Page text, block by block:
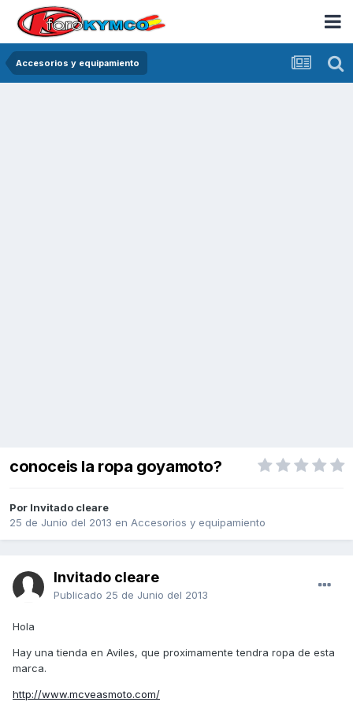
Accesorios y equipamiento
conoceis la ropa goyamoto?
Por Invitado cleare
25 de Junio del 2013 en Accesorios y equipamiento
Invitado cleare
Publicado 25 de Junio del 2013
Hola
Hay una tienda en Aviles, que proximamente tendra ropa de esta
marca.
http://www.mcveasmoto.com/